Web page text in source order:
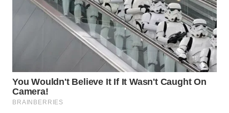
CIREBON
WN